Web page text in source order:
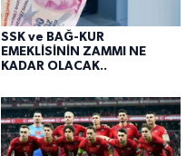
SSK ve BAĞ-KUR
EMEKLİSİNİN ZAMMI NE
KADAR OLACAK..